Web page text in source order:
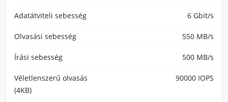
Adatátviteli sebesség 6 Gbit/s
Olvasási sebesség 550 MB/s
Írási sebesség 500 MB/s
Véletlenszerű olvasás
(4KB)
90000 IOPS